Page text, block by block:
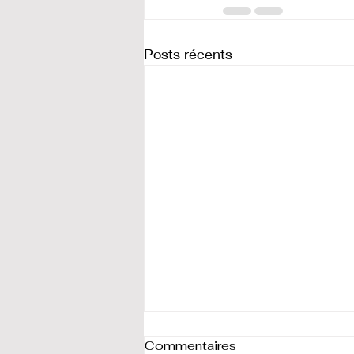
Posts récents
Commentaires